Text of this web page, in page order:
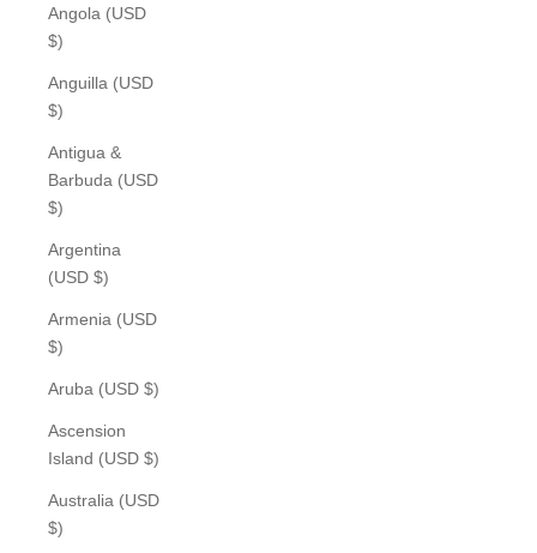
Angola (USD
$)
Anguilla (USD
$)
Antigua &
Barbuda (USD
$)
Argentina
(USD $)
Armenia (USD
$)
Aruba (USD $)
Ascension
Island (USD $)
Australia (USD
$)